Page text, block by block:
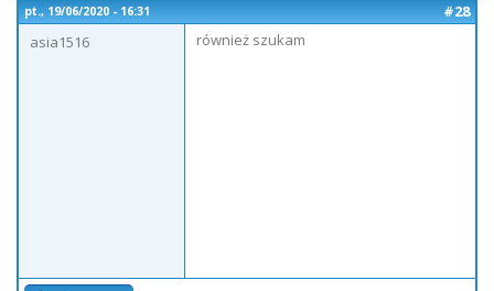
pt., 19/06/2020 - 16:31
#28
asia1516
również szukam